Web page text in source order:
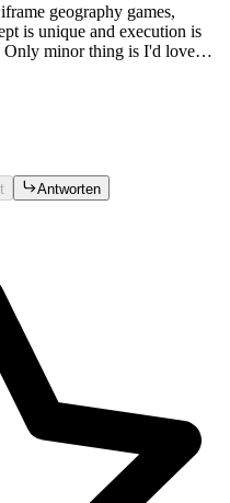
geography games,
is unique and execution is
Only minor thing is I'd love
Antworten